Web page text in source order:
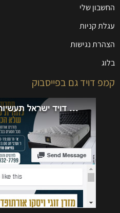
החשבון שלי
עגלת קניות
הצהרת נגישות
בלוג
קמפ דויד גם בפייסבוק